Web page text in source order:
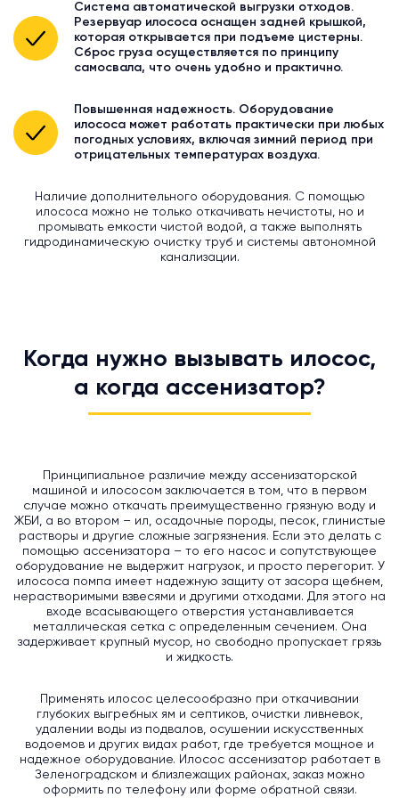
Система автоматической выгрузки отходов.
Резервуар илососа оснащен задней крышкой,
которая открывается при подъеме цистерны.
Сброс груза осуществляется по принципу
самосвала, что очень удобно и практично.
Повышенная надежность. Оборудование
илососа может работать практически при любых
погодных условиях, включая зимний период при
отрицательных температурах воздуха.
Наличие дополнительного оборудования. С помощью
илососа можно не только откачивать нечистоты, но и
промывать емкости чистой водой, а также выполнять
гидродинамическую очистку труб и системы автономной
канализации.
Когда нужно вызывать илосос,
а когда ассенизатор?
Принципиальное различие между ассенизаторской
машиной и илососом заключается в том, что в первом
случае можно откачать преимущественно грязную воду и
ЖБИ, а во втором – ил, осадочные породы, песок, глинистые
растворы и другие сложные загрязнения. Если это делать с
помощью ассенизатора – то его насос и сопутствующее
оборудование не выдержит нагрузок, и просто перегорит. У
илососа помпа имеет надежную защиту от засора щебнем,
нерастворимыми взвесями и другими отходами. Для этого на
входе всасывающего отверстия устанавливается
металлическая сетка с определенным сечением. Она
задерживает крупный мусор, но свободно пропускает грязь
и жидкость.
Применять илосос целесообразно при откачивании
глубоких выгребных ям и септиков, очистки ливневок,
удалении воды из подвалов, осушении искусственных
водоемов и других видах работ, где требуется мощное и
надежное оборудование. Илосос ассенизатор работает в
Зеленоградском и близлежащих районах, заказ можно
оформить по телефону или форме обратной связи.